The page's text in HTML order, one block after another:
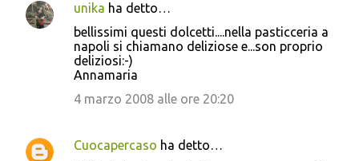
unika ha detto…
bellissimi questi dolcetti....nella pasticceria a
napoli si chiamano deliziose e...son proprio
deliziosi:-)
Annamaria
4 marzo 2008 alle ore 20:20
Cuocapercaso ha detto…